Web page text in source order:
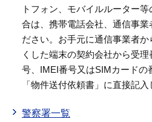
トフォン、モバイルルーター
合は、携帯電話会社、通信事業
ださい。お手元に通信事業者
くした端末の契約会社から受
号、IMEI番号又はSIMカードの
「物件送付依頼書」に直接記入
警察署一覧